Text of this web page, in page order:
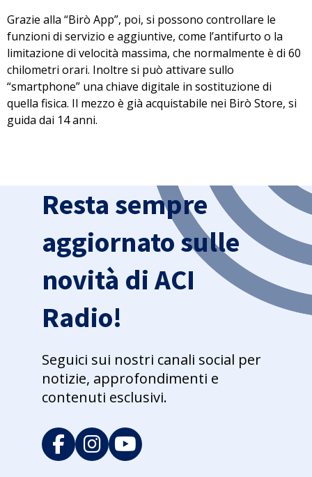
Grazie alla “Birò App”, poi, si possono controllare le
funzioni di servizio e aggiuntive, come l’antifurto o la
limitazione di velocità massima, che normalmente è di 60
chilometri orari. Inoltre si può attivare sullo
“smartphone” una chiave digitale in sostituzione di
quella fisica. Il mezzo è già acquistabile nei Birò Store, si
guida dai 14 anni.
Resta sempre
aggiornato sulle
novità di ACI
Radio!
Seguici sui nostri canali social per
notizie, approfondimenti e
contenuti esclusivi.